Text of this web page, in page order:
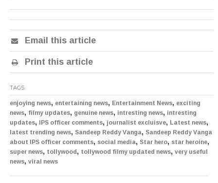
Email this article
Print this article
TAGS
enjoying news, entertaining news, Entertainment News, exciting
news, filmy updates, genuine news, intresting news, intresting
updates, IPS officer comments, journalist excluisve, Latest news,
latest trending news, Sandeep Reddy Vanga, Sandeep Reddy Vanga
about IPS officer comments, social media, Star hero, star heroine,
super news, tollywood, tollywood filmy updated news, very useful
news, viral news